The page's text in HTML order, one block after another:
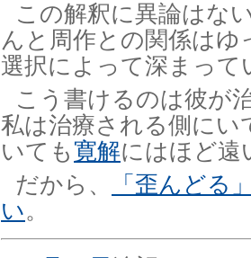
この解釈に異論はな
んと周作との関係は
選択によって深まって
こう書けるのは彼が
私は治療される側にい
いても 寛解にはほど遠
だから、
「歪んどる
い。